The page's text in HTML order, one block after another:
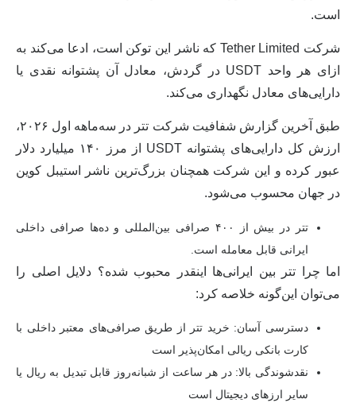
است.
شرکت Tether Limited که ناشر این توکن است، ادعا می‌کند به
ازای هر واحد USDT در گردش، معادل آن پشتوانه نقدی یا
دارایی‌های معادل نگهداری می‌کند.
طبق آخرین گزارش شفافیت شرکت تتر در سه‌ماهه اول ۲۰۲۶،
ارزش کل دارایی‌های پشتوانه USDT
از مرز ۱۴۰ میلیارد دلار
عبور کرده و این شرکت همچنان بزرگ‌ترین ناشر استیبل کوین
در جهان محسوب می‌شود.
تتر در بیش از ۴۰۰ صرافی بین‌المللی و ده‌ها صرافی داخلی
ایرانی قابل معامله است.
اما چرا تتر بین ایرانی‌ها اینقدر محبوب شده؟ دلایل اصلی را
می‌توان این‌گونه خلاصه کرد:
دسترسی آسان: خرید تتر از طریق صرافی‌های معتبر داخلی با
کارت بانکی ریالی امکان‌پذیر است
نقدشوندگی بالا: در هر ساعت از شبانه‌روز قابل تبدیل به ریال یا
سایر ارزهای دیجیتال است